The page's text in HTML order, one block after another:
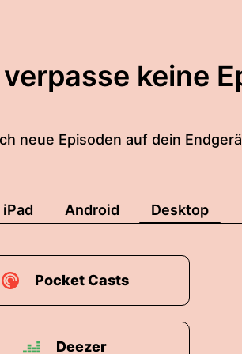
keine
neue Episoden auf dein
Android Desktop
Pocket Casts
Deezer